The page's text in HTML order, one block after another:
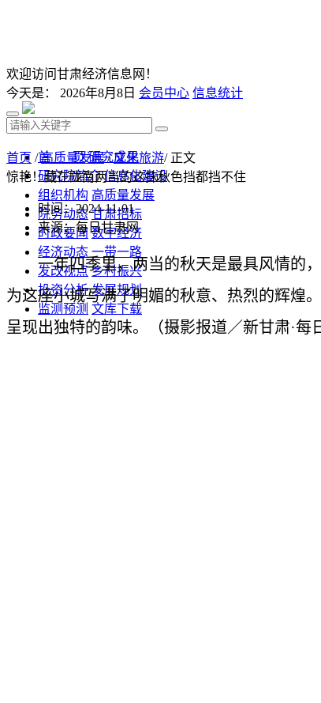
欢迎访问甘肃经济信息网！
今天是： 2026年8月8日 会员中心 信息统计
首 页 研究成果
研究院简介 信息化建设
组织机构 高质量发展
院务动态 甘肃招标
时政要闻 数字经济
经济动态 一带一路
发改视点 乡村振兴
投资分析 发展规划
监测预测 文库下载
首页 /高质量发展/文化旅游/ 正文
惊艳！藏在陇南两当的这抹秋色挡都挡不住
时间：2024-11-01
来源：每日甘肃网
一年四季里，两当的秋天是最具风情的
为这座小城写满了明媚的秋意、热烈的辉煌
呈现出独特的韵味。（摄影报道／新甘肃·每